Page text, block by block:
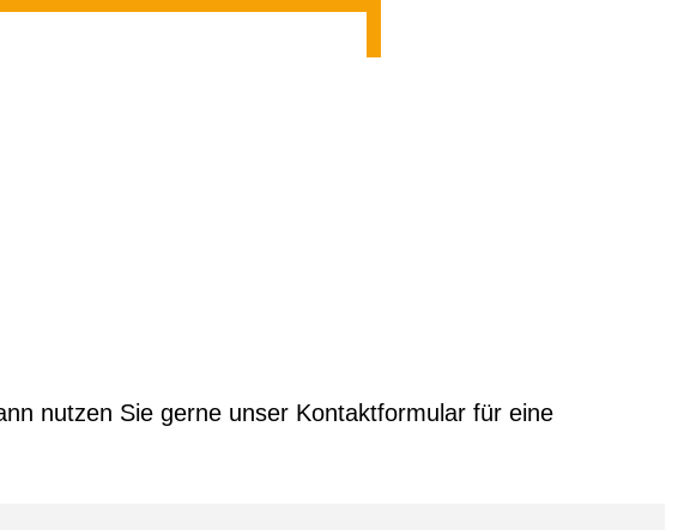
nutzen Sie gerne unser Kontaktformular für eine